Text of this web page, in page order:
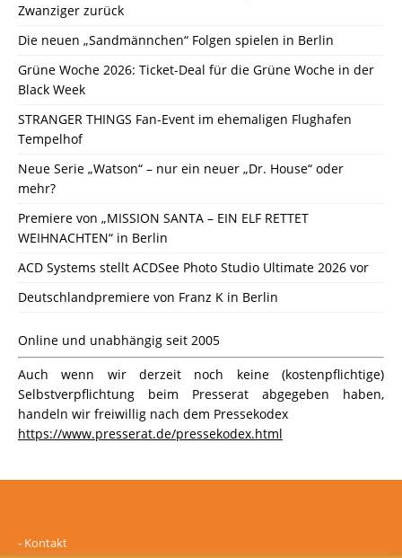
Zwanziger zurück
Die neuen „Sandmännchen“ Folgen spielen in Berlin
Grüne Woche 2026: Ticket-Deal für die Grüne Woche in der
Black Week
STRANGER THINGS Fan-Event im ehemaligen Flughafen
Tempelhof
Neue Serie „Watson“ – nur ein neuer „Dr. House“ oder
mehr?
Premiere von „MISSION SANTA – EIN ELF RETTET
WEIHNACHTEN“ in Berlin
ACD Systems stellt ACDSee Photo Studio Ultimate 2026 vor
Deutschlandpremiere von Franz K in Berlin
Online und unabhängig seit 2005
Auch wenn wir derzeit noch keine (kostenpflichtige)
Selbstverpflichtung beim Presserat abgegeben haben,
handeln wir freiwillig nach dem Pressekodex
https://www.presserat.de/pressekodex.html
- Kontakt